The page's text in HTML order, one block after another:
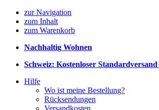
zur Navigation
zum Inhalt
zum Warenkorb
Nachhaltig Wohnen
Schweiz: Kostenloser Standardversand
Hilfe
Wo ist meine Bestellung?
Rücksendungen
Versandkosten